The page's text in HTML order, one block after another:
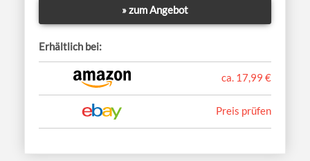
» zum Angebot
Erhältlich bei:
ca. 17,99 €
Preis prüfen